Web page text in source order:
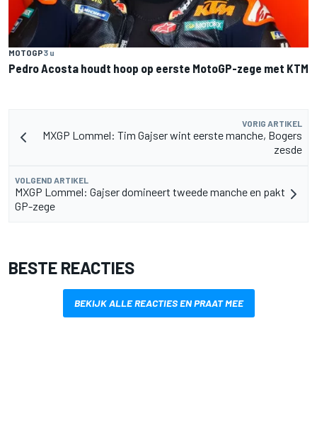
MOTOGP3 u
Pedro Acosta houdt hoop op eerste MotoGP-zege met KTM
VORIG ARTIKEL
MXGP Lommel: Tim Gajser wint eerste manche, Bogers
zesde
VOLGEND ARTIKEL
MXGP Lommel: Gajser domineert tweede manche en pakt
GP-zege
BESTE REACTIES
BEKIJK ALLE REACTIES EN PRAAT MEE